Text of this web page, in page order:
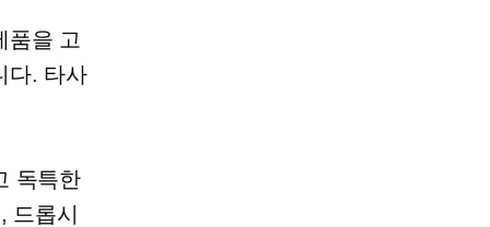
품을 고
다. 타사
독특한
롭시